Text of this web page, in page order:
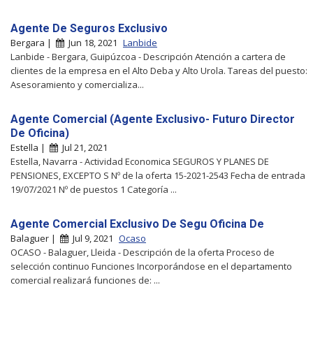
Agente De Seguros Exclusivo
Bergara | Jun 18, 2021 Lanbide
Lanbide - Bergara, Guipúzcoa - Descripción Atención a cartera de
clientes de la empresa en el Alto Deba y Alto Urola. Tareas del puesto:
Asesoramiento y comercializa...
Agente Comercial (Agente Exclusivo- Futuro Director
De Oficina)
Estella |
Jul 21, 2021
Estella, Navarra - Actividad Economica SEGUROS Y PLANES DE
PENSIONES, EXCEPTO S Nº de la oferta 15-2021-2543 Fecha de entrada
19/07/2021 Nº de puestos 1 Categoría ...
Agente Comercial Exclusivo De Segu Oficina De
Balaguer | Jul 9, 2021 Ocaso
OCASO - Balaguer, Lleida - Descripción de la oferta Proceso de
selección continuo Funciones Incorporándose en el departamento
comercial realizará funciones de: ...